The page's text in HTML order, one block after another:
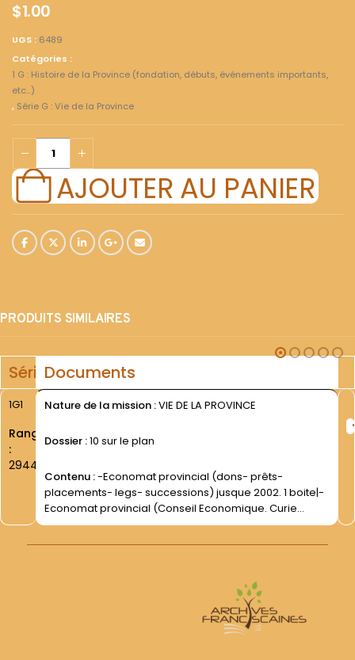
$1.00
UGS : 6489
Catégories :
1 G : Histoire de la Province (fondation, débuts, événements importants,
etc...)
, Série G : Vie de la Province
AJOUTER AU PANIER
PRODUITS SIMILAIRES
SérieDocuments
1G1
Rang
:
2944
Nature de la mission :VIE DE LA PROVINCE
Dossier :10 sur le plan
Contenu :-Economat provincial (dons- prêts-
placements- legs- successions) jusque 2002. 1 boite|-
Economat provincial (Conseil Economique. Curie
générale) jusque 2002. 1 boite|